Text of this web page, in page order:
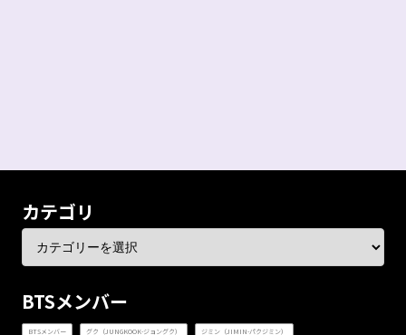
カテゴリ
BTSメンバー
BTSメンバー グク（JUNGKOOK-ジョングク） ジミン（JIMIN-パクジミン）